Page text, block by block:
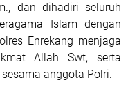
dan dihadiri seluruh
Islam dengan
Enrekang menjaga
Allah Swt, serta
anggota Polri.